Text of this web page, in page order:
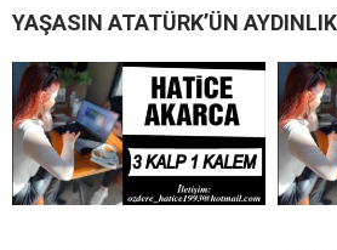
YAŞASIN ATATÜRK’ÜN